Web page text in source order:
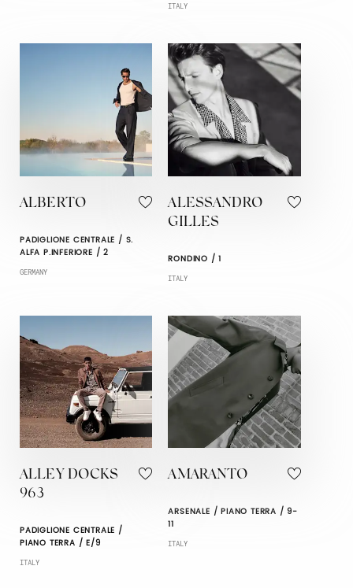
ITALY
ALBERTO
PADIGLIONE CENTRALE / S.
ALFA P.INFERIORE / 2
GERMANY
ALESSANDRO
GILLES
RONDINO / 1
ITALY
ALLEY DOCKS
963
PADIGLIONE CENTRALE /
PIANO TERRA / E/9
ITALY
AMARANTO
ARSENALE / PIANO TERRA / 9-
11
ITALY